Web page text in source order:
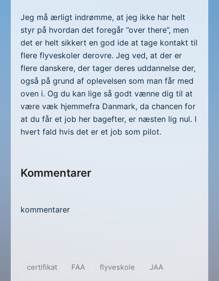
Jeg må ærligt indrømme, at jeg ikke har helt
styr på hvordan det foregår ”over there”, men
det er helt sikkert en god ide at tage kontakt til
flere flyveskoler derovre. Jeg ved, at der er
flere danskere, der tager deres uddannelse der,
også på grund af oplevelsen som man får med
oven i. Og du kan lige så godt vænne dig til at
være væk hjemmefra Danmark, da chancen for
at du får et job her bagefter, er næsten lig nul. I
hvert fald hvis det er et job som pilot.
Kommentarer
kommentarer
certifikat FAA flyveskole JAA